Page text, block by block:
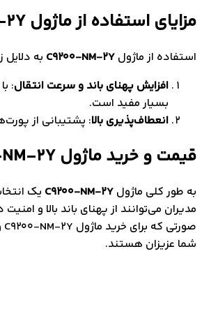
مزایای استفاده از ماژول C9200-NM-2Y
استفاده از ماژول C9200-NM-2Y به دلایل
افزایش پهنای باند و سرعت انتقال
بسیار مفید است.
انعطاف‌پذیری بالا: پشتیبانی از
قیمت و خرید ماژول C9200-NM-2Y
به طور کلی ماژول C9200-NM-2Y یک
مدیران می‌توانند از پهنای باند بالا و
صورتی که برای خرید ماژول C9200-NM-2Y و استعلام قیمت آن نیاز به راهنمایی و کسب اطلاعات بیشتر یا مشاوره رایگان دارید با تتیس نت در
شما عزیزان هستند.